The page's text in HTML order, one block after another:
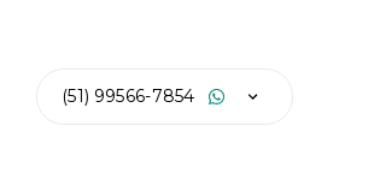
(51) 99566-7854